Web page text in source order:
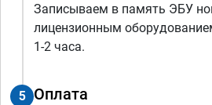
Записываем в память ЭБУ
лицензионным
1-2 часа.
5 Оплата